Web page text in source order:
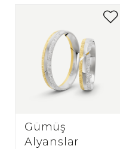
Gümüş
Alyanslar